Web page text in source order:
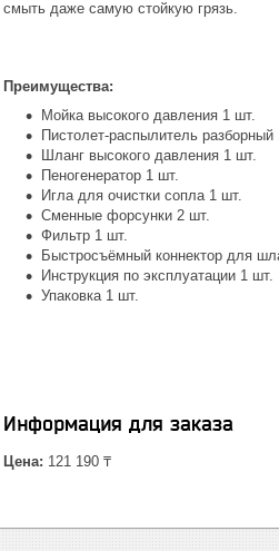
смыть даже самую стойкую грязь.
Преимущества:
Мойка высокого давления 1 шт.
Пистолет-распылитель разборный
Шланг высокого давления 1 шт.
Пеногенератор 1 шт.
Игла для очистки сопла 1 шт.
Сменные форсунки 2 шт.
Фильтр 1 шт.
Быстросъёмный коннектор для
Инструкция по эксплуатации 1 шт.
Упаковка 1 шт.
Информация для заказа
Цена: 121 190 ₸